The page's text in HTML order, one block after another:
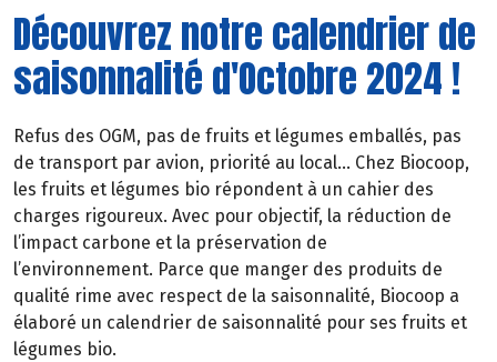
Découvrez notre calendrier de
saisonnalité d'Octobre 2024 !
Refus des OGM, pas de fruits et légumes emballés, pas
de transport par avion, priorité au local… Chez Biocoop,
les fruits et légumes bio répondent à un cahier des
charges rigoureux. Avec pour objectif, la réduction de
l’impact carbone et la préservation de
l’environnement. Parce que manger des produits de
qualité rime avec respect de la saisonnalité, Biocoop a
élaboré un calendrier de saisonnalité pour ses fruits et
légumes bio.